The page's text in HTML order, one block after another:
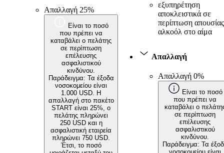
Απαλλαγή 25%
Είναι το ποσό
που πρέπει να
καταβάλει ο πελάτης
σε περίπτωση
επέλευσης
ασφαλιστικού
κινδύνου.
Παράδειγμα: Τα έξοδα
νοσοκομείου είναι
1.000 USD. Η
απαλλαγή στο πακέτο
START είναι 25%, ο
πελάτης πληρώνει
250 USD και η
ασφαλιστική εταιρεία
πληρώνει 750 USD.
Έτσι, το ποσό
εξυπηρέτηση
αποκλειστικά σε
περίπτωση απουσίας
αλκοόλ στο αίμα
Απαλλαγή
Απαλλαγή 0%
Είναι το ποσό
που πρέπει να
καταβάλει ο
σε περίπτωση
επέλευσης
ασφαλιστικού
κινδύνου.
Παράδειγμα: Τα